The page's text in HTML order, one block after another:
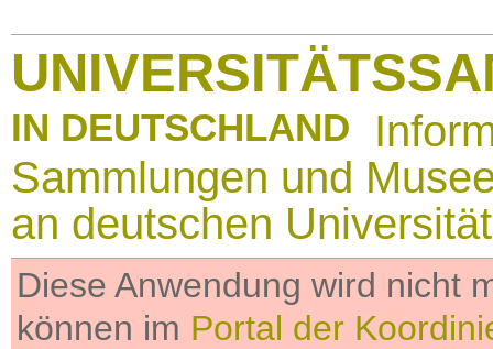
IN DEUTSCHLAND
Sammlungen und
an deutschen
Diese Anwendung wird nicht
können im Portal der